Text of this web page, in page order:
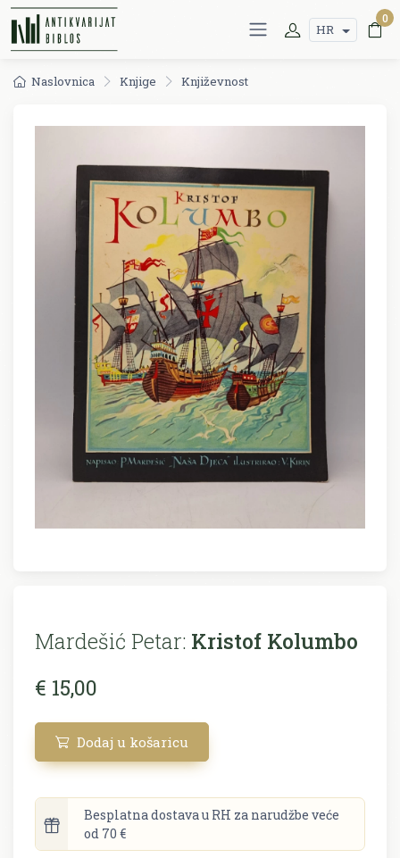
HR
0
Naslovnica Knjige Književnost
Mardešić Petar: Kristof Kolumbo
€ 15,00
Dodaj u košaricu
Besplatna dostava u RH za narudžbe veće
od 70 €